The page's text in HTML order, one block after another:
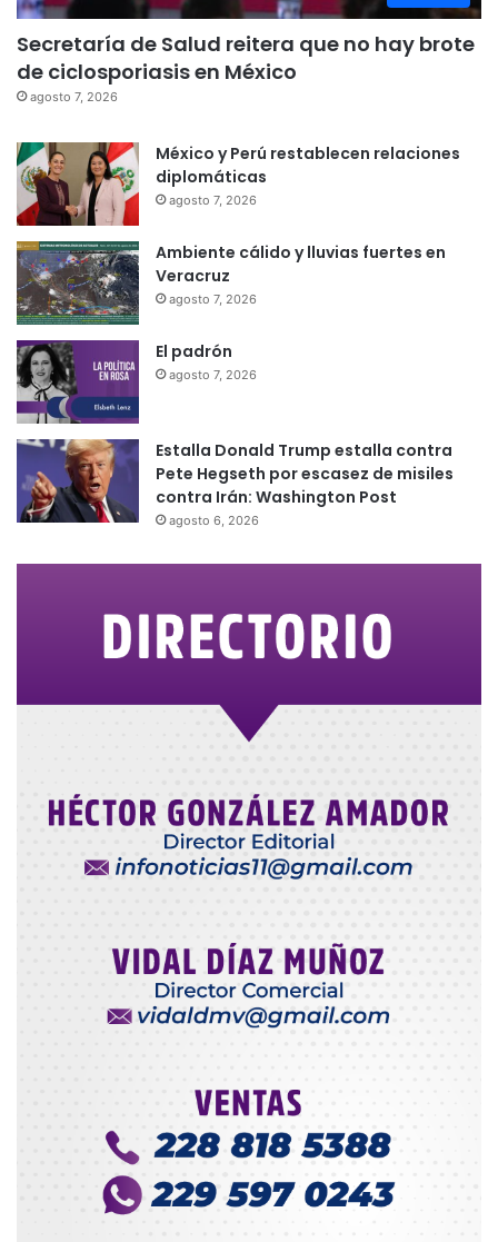
Secretaría de Salud reitera que no hay brote
de ciclosporiasis en México
agosto 7, 2026
México y Perú restablecen relaciones
diplomáticas
agosto 7, 2026
Ambiente cálido y lluvias fuertes en
Veracruz
agosto 7, 2026
El padrón
agosto 7, 2026
Estalla Donald Trump estalla contra
Pete Hegseth por escasez de misiles
contra Irán: Washington Post
agosto 6, 2026